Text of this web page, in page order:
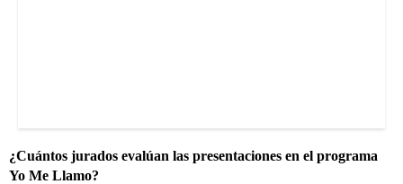
¿Cuántos jurados evalúan las presentaciones en el programa
Yo Me Llamo?